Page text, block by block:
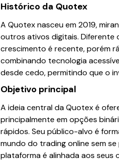
Histórico da Quotex
A Quotex nasceu em 2019,
outros ativos digitais. Diferente
crescimento é recente, porém
combinando tecnologia
desde cedo, permitindo que o
Objetivo principal
A ideia central da Quotex é
principalmente em opções
rápidos. Seu público-alvo é
mundo do trading online sem
plataforma é alinhada aos seus